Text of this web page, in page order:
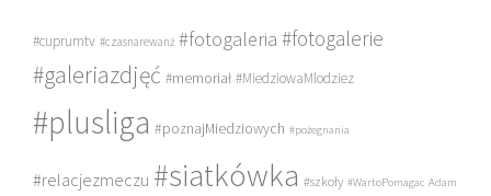
#cuprumtv #czasnarewanż #fotogaleria #fotogalerie
#galeriazdjęć #memoriał #MiedziowaMlodziez
#plusliga #poznajMiedziowych #pożegnania
#relacjezmeczu #siatkówka #szkoły #WartoPomagac Adam